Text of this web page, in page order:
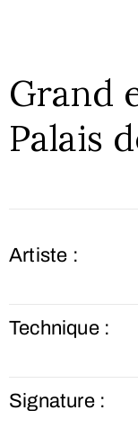
Grand
Palais
Artiste :
Technique :
Signature :